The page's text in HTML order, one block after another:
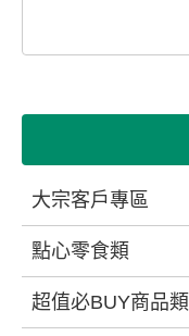
大宗客戶專區
點心零食類
超值必BUY商品類